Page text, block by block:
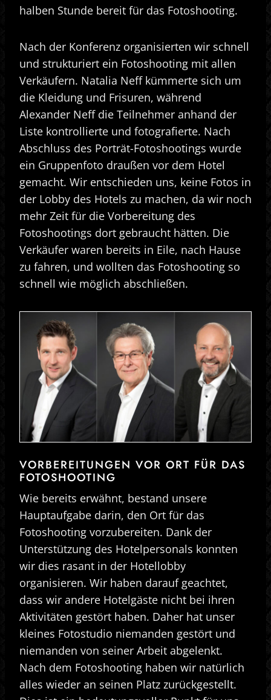
halben Stunde bereit für das Fotoshooting.
Nach der Konferenz organisierten wir schnell
und strukturiert ein Fotoshooting mit allen
Verkäufern. Natalia Neff kümmerte sich um
die Kleidung und Frisuren, während
Alexander Neff die Teilnehmer anhand der
Liste kontrollierte und fotografierte. Nach
Abschluss des Porträt-Fotoshootings wurde
ein Gruppenfoto draußen vor dem Hotel
gemacht. Wir entschieden uns, keine Fotos in
der Lobby des Hotels zu machen, da wir noch
mehr Zeit für die Vorbereitung des
Fotoshootings dort gebraucht hätten. Die
Verkäufer waren bereits in Eile, nach Hause
zu fahren, und wollten das Fotoshooting so
schnell wie möglich abschließen.
VORBEREITUNGEN VOR ORT FÜR DAS
FOTOSHOOTING
Wie bereits erwähnt, bestand unsere
Hauptaufgabe darin, den Ort für das
Fotoshooting vorzubereiten. Dank der
Unterstützung des Hotelpersonals konnten
wir dies rasant in der Hotellobby
organisieren. Wir haben darauf geachtet,
dass wir andere Hotelgäste nicht bei ihren
Aktivitäten gestört haben. Daher hat unser
kleines Fotostudio niemanden gestört und
niemanden von seiner Arbeit abgelenkt.
Nach dem Fotoshooting haben wir natürlich
alles wieder an seinen Platz zurückgestellt.